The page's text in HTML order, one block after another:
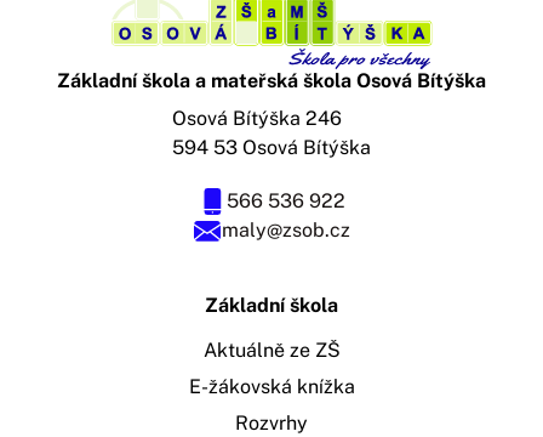
Základní škola a mateřská škola Osová Bítýška
maly@zsob.cz
566 536 922
Osová Bítýška 246
594 53 Osová Bítýška
Základní škola
Aktuálně ze ZŠ
E-žákovská knížka
Rozvrhy